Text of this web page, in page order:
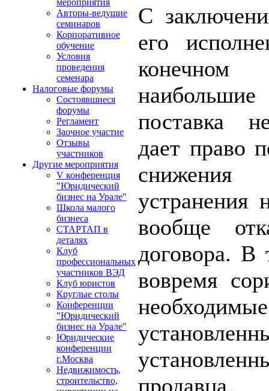
мероприятия
Авторы-ведущие
семинаров
Корпоративное
обучение
Условия
проведения
семенара
Налоговые форумы
Состоявшиеся
форумы
Регламент
Заочное участие
Отзывы
участников
Другие мероприятия
V конференция
"Юридический
бизнес на Урале"
Школа малого
бизнеса
СТАРТАП в
деталях
Клуб
профессиональных
участников ВЭД
Клуб юристов
Круглые столы
Конференции
"Юридический
бизнес на Урале"
Юридические
конференции
г.Москва
Недвижимость,
строительство,
С
его
поставка
дает право
снижения
устранения
вообще
договора. В
вовремя